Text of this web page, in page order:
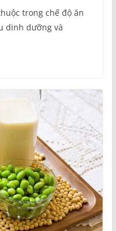
trong chế độ ăn
dinh dưỡng và